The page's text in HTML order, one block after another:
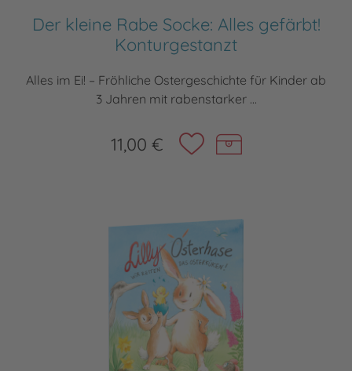
Der kleine Rabe Socke: Alles gefärbt!
Konturgestanzt
Alles im Ei! – Fröhliche Ostergeschichte für Kinder ab
3 Jahren mit rabenstarker ...
11,00 €